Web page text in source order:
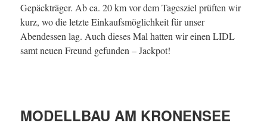
Gepäckträger. Ab ca. 20 km vor dem Tagesziel prüften wir
kurz, wo die letzte Einkaufsmöglichkeit für unser
Abendessen lag. Auch dieses Mal hatten wir einen LIDL
samt neuen Freund gefunden – Jackpot!
MODELLBAU AM KRONENSEE